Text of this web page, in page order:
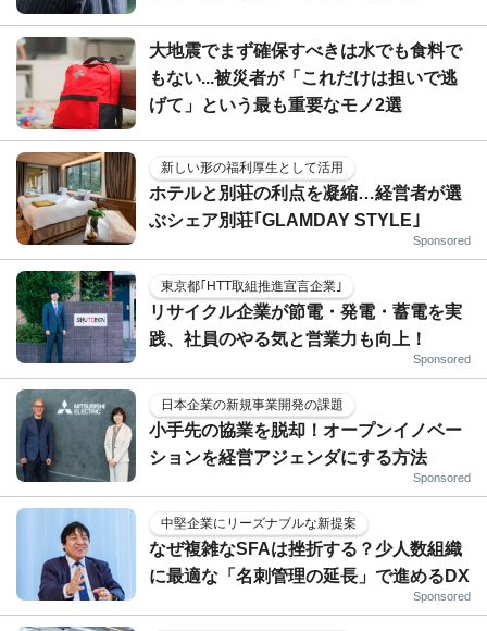
大地震でまず確保すべきは水でも食料で
もない...被災者が「これだけは担いで逃
げて」という最も重要なモノ2選
新しい形の福利厚生として活用
ホテルと別荘の利点を凝縮…経営者が選
ぶシェア別荘｢GLAMDAY STYLE｣
Sponsored
東京都｢HTT取組推進宣言企業｣
リサイクル企業が節電・発電・蓄電を実
践、社員のやる気と営業力も向上！
Sponsored
日本企業の新規事業開発の課題
小手先の協業を脱却！オープンイノベー
ションを経営アジェンダにする方法
Sponsored
中堅企業にリーズナブルな新提案
なぜ複雑なSFAは挫折する？少人数組織
に最適な「名刺管理の延長」で進めるDX
Sponsored